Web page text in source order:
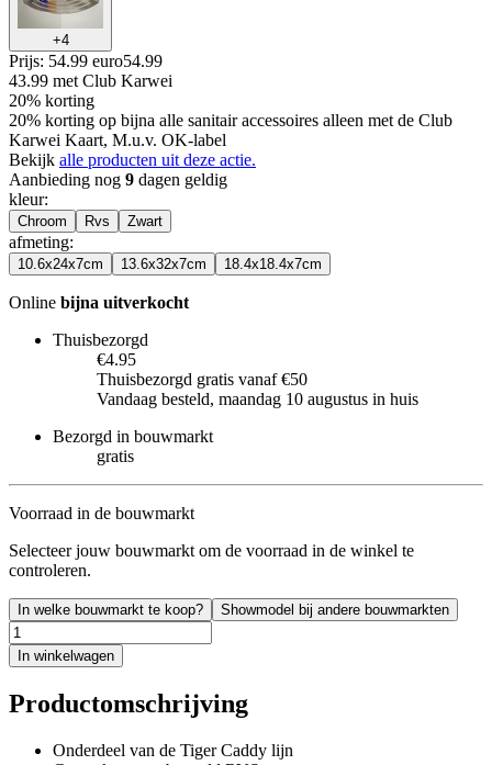
+4
Prijs: 54.99 euro54.99
43.99 met Club Karwei
20% korting
20% korting op bijna alle sanitair accessoires alleen met de Club
Karwei Kaart, M.u.v. OK-label
Bekijk alle producten uit deze actie.
Aanbieding nog 9 dagen geldig
kleur:
Chroom Rvs Zwart
afmeting:
10.6x24x7cm 13.6x32x7cm 18.4x18.4x7cm
Online bijna uitverkocht
Thuisbezorgd
€4.95
Thuisbezorgd gratis vanaf €50
Vandaag besteld, maandag 10 augustus in huis
Bezorgd in bouwmarkt
gratis
Voorraad in de bouwmarkt
Selecteer jouw bouwmarkt om de voorraad in de winkel te
controleren.
In welke bouwmarkt te koop? Showmodel bij andere bouwmarkten
In winkelwagen
Productomschrijving
Onderdeel van de Tiger Caddy lijn